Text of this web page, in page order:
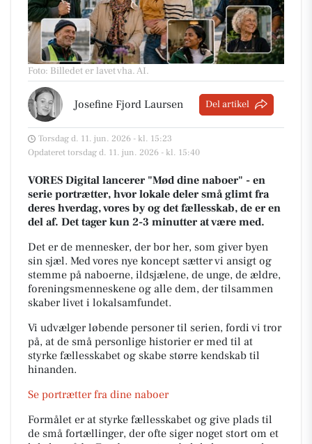
Foto: Billedet er lavet vha. AI.
Josefine Fjord Laursen Del artikel
Torsdag d. 11. jun. 2026 - kl. 15:23
Opdateret torsdag d. 11. jun. 2026 - kl. 15:40
VORES Digital lancerer "Mød dine naboer" - en
serie portrætter, hvor lokale deler små glimt fra
deres hverdag, vores by og det fællesskab, de er en
del af. Det tager kun 2-3 minutter at være med.
Det er de mennesker, der bor her, som giver byen
sin sjæl. Med vores nye koncept sætter vi ansigt og
stemme på naboerne, ildsjælene, de unge, de ældre,
foreningsmenneskene og alle dem, der tilsammen
skaber livet i lokalsamfundet.
Vi udvælger løbende personer til serien, fordi vi tror
på, at de små personlige historier er med til at
styrke fællesskabet og skabe større kendskab til
hinanden.
Se portrætter fra dine naboer
Formålet er at styrke fællesskabet og give plads til
de små fortællinger, der ofte siger noget stort om et